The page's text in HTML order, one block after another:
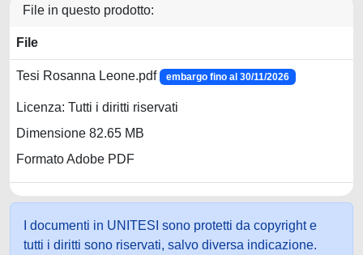
File in questo prodotto:
File
Tesi Rosanna Leone.pdf embargo fino al 30/11/2026
Licenza: Tutti i diritti riservati
Dimensione 82.65 MB
Formato Adobe PDF
I documenti in UNITESI sono protetti da copyright e
tutti i diritti sono riservati, salvo diversa indicazione.